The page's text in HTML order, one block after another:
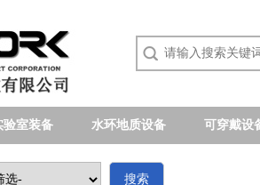
验室装备 水环地质设备 可穿戴设
搜索